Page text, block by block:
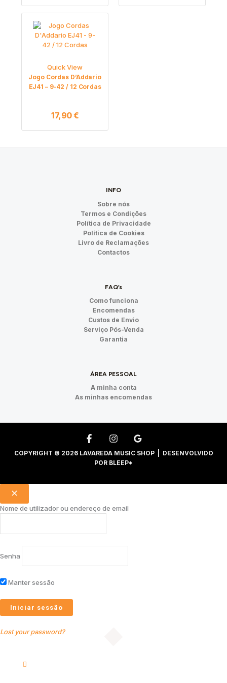
Quick View
Jogo Cordas D’Addario
EJ41 – 9-42 / 12 Cordas
17,90€
INFO
Sobre nós
Termos e Condições
Política de Privacidade
Política de Cookies
Livro de Reclamações
Contactos
FAQ’s
Como funciona
Encomendas
Custos de Envio
Serviço Pós-Venda
Garantia
ÁREA PESSOAL
A minha conta
As minhas encomendas
COPYRIGHT © 2026 LAVAREDA MUSIC SHOP | DESENVOLVIDO
POR BLEEP*
Nome de utilizador ou endereço de email
Senha
Manter sessão
Lost your password?